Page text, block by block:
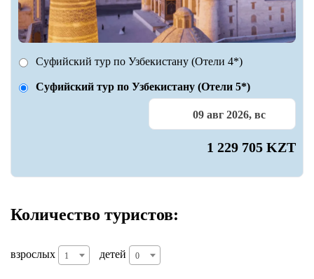
Суфийский тур по Узбекистану (Отели 4*)
Суфийский тур по Узбекистану (Отели 5*)
09 авг 2026, вс
1 229 705 KZT
Количество туристов:
взрослых 1 детей 0